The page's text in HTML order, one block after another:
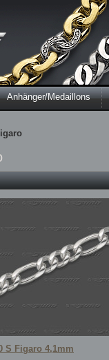
Anhänger/Medaillons
S Figaro 4,1mm